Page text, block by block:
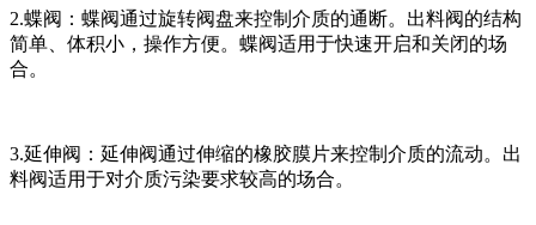
2.蝶阀：蝶阀通过旋转阀盘来控制介质的通断。出料阀的结构
简单、体积小，操作方便。蝶阀适用于快速开启和关闭的场
合。
3.延伸阀：延伸阀通过伸缩的橡胶膜片来控制介质的流动。出
料阀适用于对介质污染要求较高的场合。